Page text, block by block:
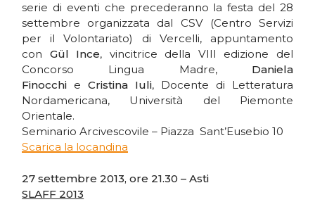
serie di eventi che precederanno la festa del 28
settembre organizzata dal CSV (Centro Servizi
per il Volontariato) di Vercelli, appuntamento
con Gül Ince, vincitrice della VIII edizione del
Concorso Lingua Madre, Daniela
Finocchi eCristina Iuli, Docente di Letteratura
Nordamericana, Università del Piemonte
Orientale.
Seminario Arcivescovile – Piazza Sant’Eusebio 10
Scarica la locandina
27 settembre 2013, ore 21.30 – Asti
SLAFF 2013